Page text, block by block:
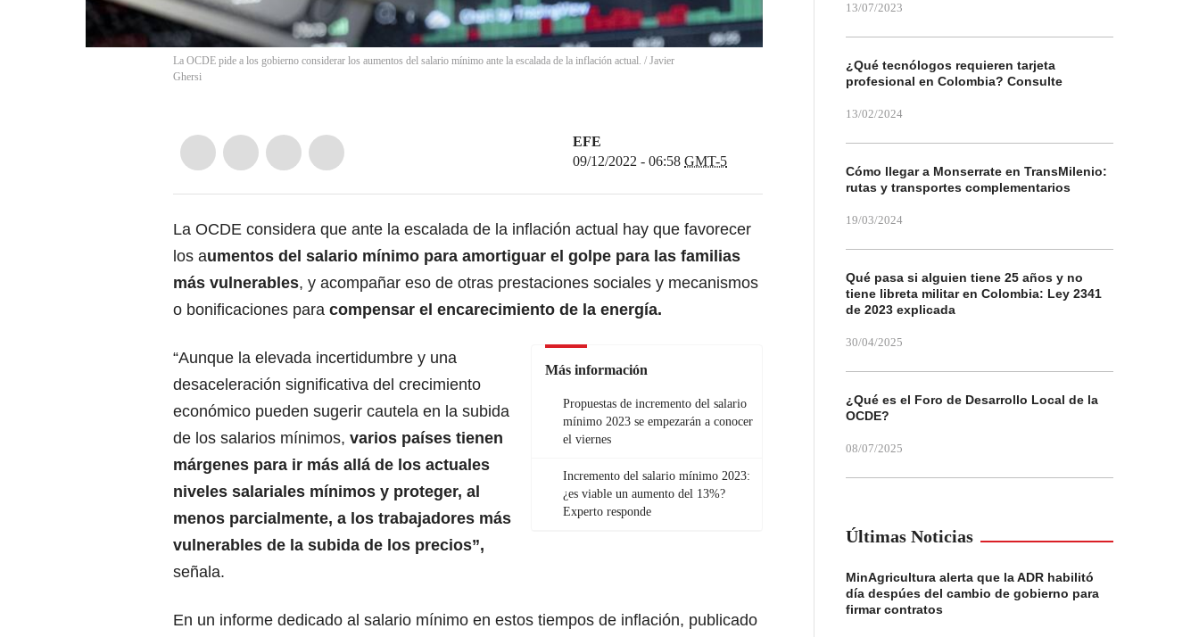
La OCDE pide a los gobierno considerar los aumentos del salario mínimo ante la escalada de la inflación actual. / Javier
Ghersi
EFE
09/12/2022 - 06:58 GMT-5
La OCDE considera que ante la escalada de la inflación actual hay que favorecer
los aumentos del salario mínimo para amortiguar el golpe para las familias
más vulnerables, y acompañar eso de otras prestaciones sociales y mecanismos
o bonificaciones para compensar el encarecimiento de la energía.
Más información
Propuestas de incremento del salario
mínimo 2023 se empezarán a conocer
el viernes
Incremento del salario mínimo 2023:
¿es viable un aumento del 13%?
Experto responde
“Aunque la elevada incertidumbre y una
desaceleración significativa del crecimiento
económico pueden sugerir cautela en la subida
de los salarios mínimos, varios países tienen
márgenes para ir más allá de los actuales
niveles salariales mínimos y proteger, al
menos parcialmente, a los trabajadores más
vulnerables de la subida de los precios”,
señala.
En un informe dedicado al salario mínimo en estos tiempos de inflación, publicado
13/07/2023
¿Qué tecnólogos requieren tarjeta
profesional en Colombia? Consulte
13/02/2024
Cómo llegar a Monserrate en TransMilenio:
rutas y transportes complementarios
19/03/2024
Qué pasa si alguien tiene 25 años y no
tiene libreta militar en Colombia: Ley 2341
de 2023 explicada
30/04/2025
¿Qué es el Foro de Desarrollo Local de la
OCDE?
08/07/2025
Últimas Noticias
MinAgricultura alerta que la ADR habilitó
día despúes del cambio de gobierno para
firmar contratos